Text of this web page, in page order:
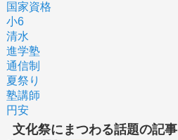
国家資格
小6
清水
進学塾
通信制
夏祭り
塾講師
円安
文化祭にまつわる話題の記事